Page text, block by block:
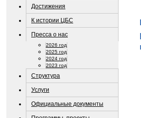
Достижения
К истории ЦБС
Пресса о нас
2026 год
2025 год
2024 год
2023 год
Структура
Услуги
Официальные документы